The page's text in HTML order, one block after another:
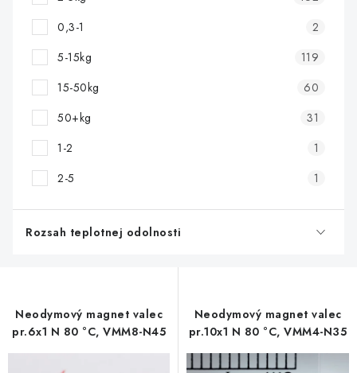
0,3-1
2
5-15kg
119
15-50kg
60
50+kg
31
1-2
1
2-5
1
Rozsah teplotnej odolnosti
Neodymový magnet valec
pr.6x1 N 80 °C, VMM8-N45
Neodymový magnet valec
pr.10x1 N 80 °C, VMM4-N35